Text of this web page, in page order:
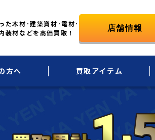
た木材･建築資材･電材･
装材などを高価買取！
方へ 買取アイテム